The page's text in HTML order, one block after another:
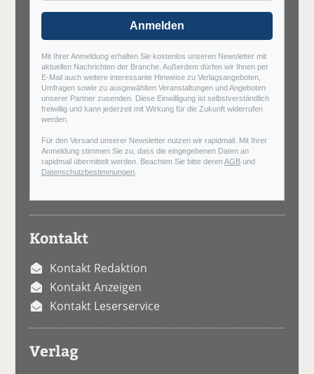
Anmelden
Mit Ihrer Anmeldung erhalten Sie kostenlos unseren Newsletter mit
aktuellen Nachrichten der Branche. Außerdem dürfen wir Ihnen per
E-Mail auch weitere interessante Hinweise zu Verlagsangeboten,
Umfragen sowie zu ausgewählten Veranstaltungen und Angeboten
unserer Partner zusenden. Diese Einwilligung ist selbstverständlich
freiwillig und kann jederzeit mit Wirkung für die Zukunft widerrufen
werden.
Für den Versand unserer Newsletter nutzen wir rapidmail. Mit Ihrer
Anmeldung stimmen Sie zu, dass die eingegebenen Daten an
rapidmail übermittelt werden. Beachten Sie bitte derenAGB und
Datenschutzbestimmungen
Kontakt
Kontakt Redaktion
Kontakt Anzeigen
Kontakt Leserservice
Verlag